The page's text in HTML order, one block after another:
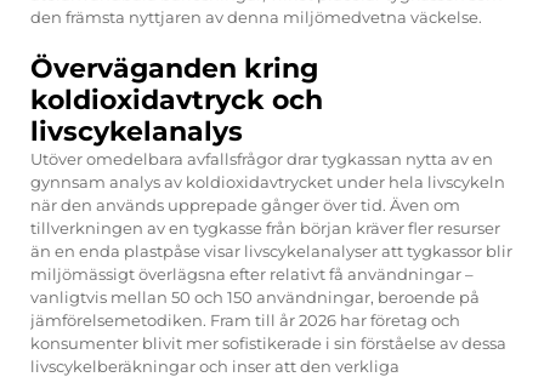
den främsta nyttjaren av denna miljömedvetna väckelse.
Överväganden kring
koldioxidavtryck och
livscykelanalys
Utöver omedelbara avfallsfrågor drar tygkassan nytta av en
gynnsam analys av koldioxidavtrycket under hela livscykeln
när den används upprepade gånger över tid. Även om
tillverkningen av en tygkasse från början kräver fler resurser
än en enda plastpåse visar livscykelanalyser att tygkassor blir
miljömässigt överlägsna efter relativt få användningar –
vanligtvis mellan 50 och 150 användningar, beroende på
jämförelsemetodiken. Fram till år 2026 har företag och
konsumenter blivit mer sofistikerade i sin förståelse av dessa
livscykelberäkningar och inser att den verkliga